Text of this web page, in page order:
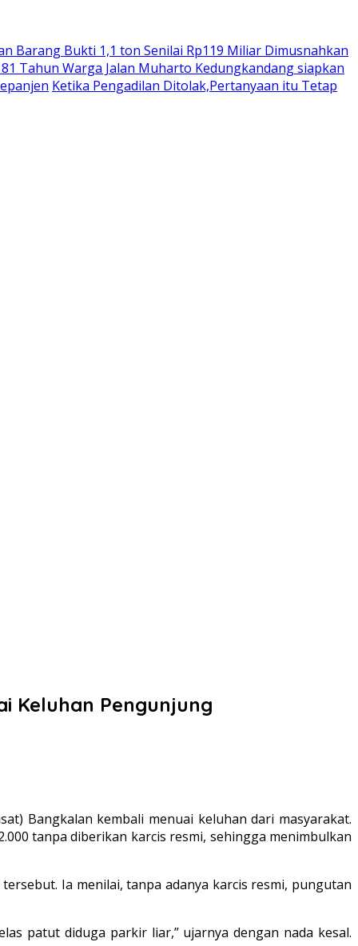
Barang Bukti 1,1 ton Senilai Rp119 Miliar Dimusnahkan
Tahun Warga Jalan Muharto Kedungkandang siapkan
Ketika Pengadilan Ditolak,Pertanyaan itu Tetap
Keluhan Pengunjung
Bangkalan kembali menuai keluhan dari masyarakat.
tanpa diberikan karcis resmi, sehingga menimbulkan
Ia menilai, tanpa adanya karcis resmi, pungutan
patut diduga parkir liar,” ujarnya dengan nada kesal.